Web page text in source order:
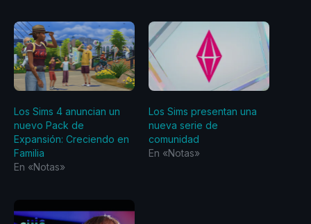
Los Sims 4 anuncian un
nuevo Pack de
Expansión: Creciendo en
Familia
En «Notas»
Los Sims presentan una
nueva serie de
comunidad
En «Notas»